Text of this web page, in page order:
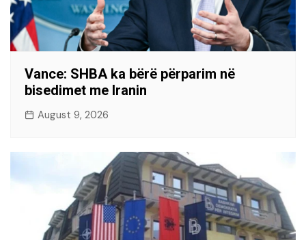
Vance: SHBA ka bërë përparim në
bisedimet me Iranin
August 9, 2026